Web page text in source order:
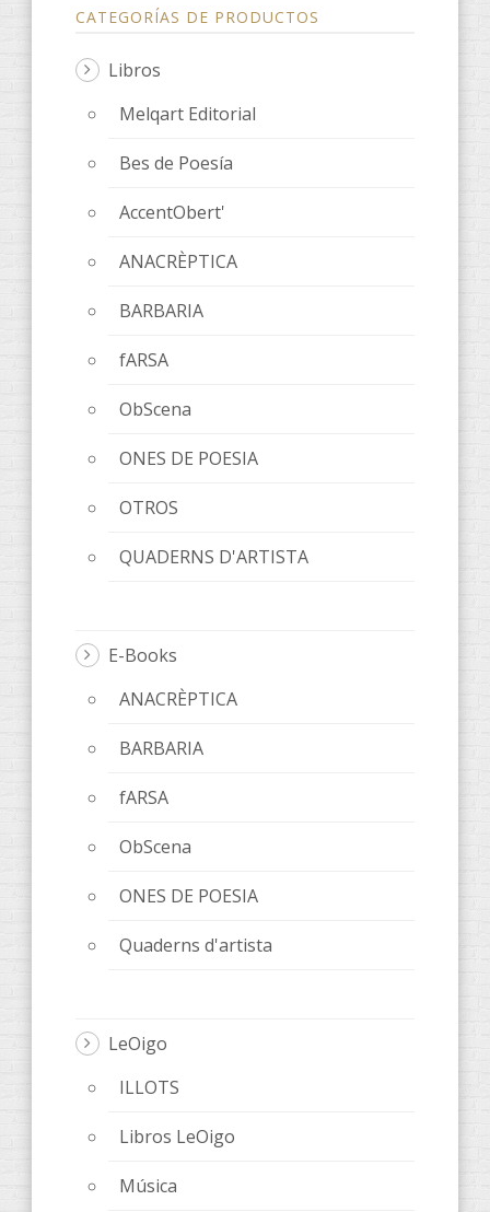
CATEGORÍAS DE PRODUCTOS
Libros
Melqart Editorial
Bes de Poesía
AccentObert'
ANACRÈPTICA
BARBARIA
fARSA
ObScena
ONES DE POESIA
OTROS
QUADERNS D'ARTISTA
E-Books
ANACRÈPTICA
BARBARIA
fARSA
ObScena
ONES DE POESIA
Quaderns d'artista
LeOigo
ILLOTS
Libros LeOigo
Música